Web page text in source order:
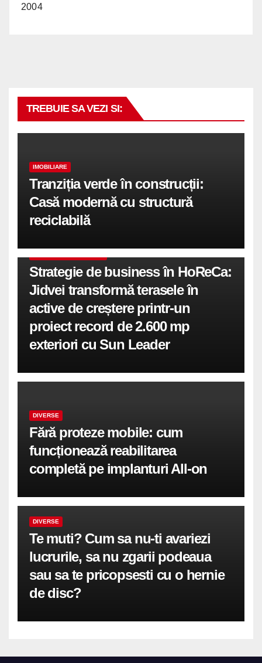
2004
TREBUIE SA VEZI SI:
IMOBILIARE
Tranziția verde în construcții:
Casă modernă cu structură
reciclabilă
Strategie de business în HoReCa:
Jidvei transformă terasele în
active de creștere printr-un
proiect record de 2.600 mp
exteriori cu Sun Leader
DIVERSE
Fără proteze mobile: cum
funcționează reabilitarea
completă pe implanturi All-on
DIVERSE
Te muti? Cum sa nu-ti avariezi
lucrurile, sa nu zgarii podeaua
sau sa te pricopsesti cu o hernie
de disc?